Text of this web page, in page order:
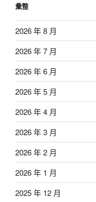
彙整
2026 年 8 月
2026 年 7 月
2026 年 6 月
2026 年 5 月
2026 年 4 月
2026 年 3 月
2026 年 2 月
2026 年 1 月
2025 年 12 月